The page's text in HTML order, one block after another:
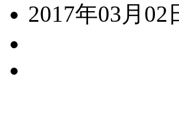
2017年03月02